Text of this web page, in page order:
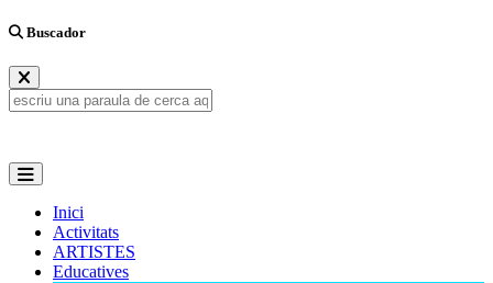
Buscador
Inici
Activitats
ARTISTES
Educatives